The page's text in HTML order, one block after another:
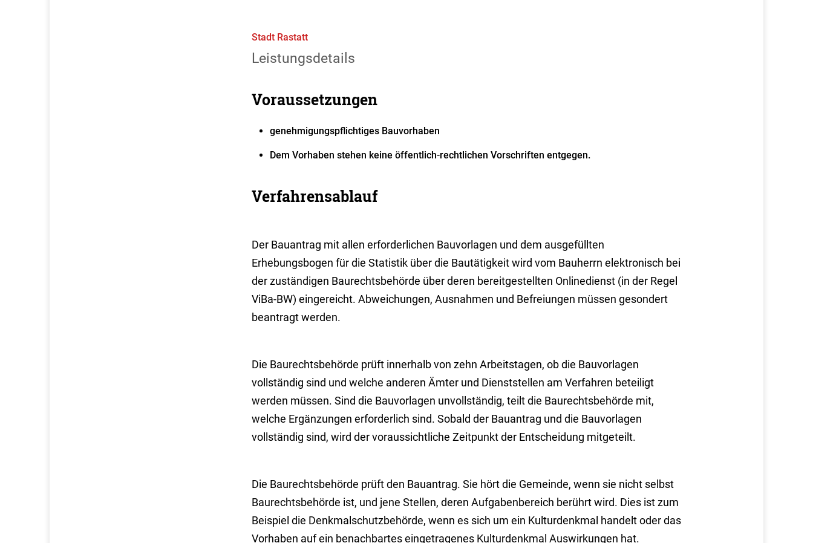
Stadt Rastatt
Leistungsdetails
Voraussetzungen
genehmigungspflichtiges Bauvorhaben
Dem Vorhaben stehen keine öffentlich-rechtlichen Vorschriften entgegen.
Verfahrensablauf
Der Bauantrag mit allen erforderlichen Bauvorlagen und dem ausgefüllten
Erhebungsbogen für die Statistik über die Bautätigkeit wird vom Bauherrn elektronisch bei
der zuständigen Baurechtsbehörde über deren bereitgestellten Onlinedienst (in der Regel
ViBa-BW) eingereicht. Abweichungen, Ausnahmen und Befreiungen müssen gesondert
beantragt werden.
Die Baurechtsbehörde prüft innerhalb von zehn Arbeitstagen, ob die Bauvorlagen
vollständig sind und welche anderen Ämter und Dienststellen am Verfahren beteiligt
werden müssen. Sind die Bauvorlagen unvollständig, teilt die Baurechtsbehörde mit,
welche Ergänzungen erforderlich sind. Sobald der Bauantrag und die Bauvorlagen
vollständig sind, wird der voraussichtliche Zeitpunkt der Entscheidung mitgeteilt.
Die Baurechtsbehörde prüft den Bauantrag. Sie hört die Gemeinde, wenn sie nicht selbst
Baurechtsbehörde ist, und jene Stellen, deren Aufgabenbereich berührt wird. Dies ist zum
Beispiel die Denkmalschutzbehörde, wenn es sich um ein Kulturdenkmal handelt oder das
Vorhaben auf ein benachbartes eingetragenes Kulturdenkmal Auswirkungen hat.